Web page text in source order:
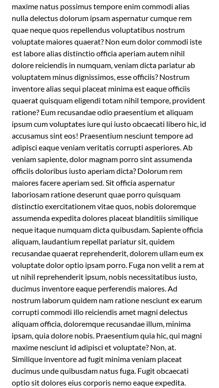
maxime natus possimus tempore enim commodi alias
nulla delectus dolorum ipsam aspernatur cumque rem
quae neque quos repellendus voluptatibus nostrum
voluptate maiores quaerat? Non eum dolor commodi iste
est labore alias distinctio officia aperiam autem nihil
dolore reiciendis in numquam, veniam dicta pariatur ab
voluptatem minus dignissimos, esse officiis? Nostrum
inventore alias sequi placeat minima est eaque officiis
quaerat quisquam eligendi totam nihil tempore, provident
ratione? Eum recusandae odio praesentium et aliquam
ipsum cum voluptates iure qui iusto obcaecati libero hic, id
accusamus sint eos! Praesentium nesciunt tempore ad
adipisci eaque veniam veritatis corrupti asperiores. Ab
veniam sapiente, dolor magnam porro sint assumenda
officiis doloribus iusto aperiam dicta? Dolorum rem
maiores facere aperiam sed. Sit officia aspernatur
laboriosam ratione deserunt quae porro quisquam
distinctio exercitationem vitae quos, nobis doloremque
assumenda expedita dolores placeat blanditiis similique
neque itaque numquam dicta quibusdam. Sapiente officia
aliquam, laudantium repellat pariatur sit, quidem
recusandae quaerat reprehenderit, dolorem ullam eum ex
voluptate dolor optio ipsam porro. Fuga non velit a rem at
ut nihil reprehenderit ipsum, nobis necessitatibus iusto,
ducimus inventore eaque perferendis maiores. Ad
nostrum laborum quidem nam ratione nesciunt ex earum
corrupti commodi illo reiciendis amet magni delectus
aliquam officia, doloremque recusandae illum, minima
ipsam, quia dolore nobis. Praesentium quia hic, qui magni
maxime nesciunt id adipisci et voluptate? Non, at.
Similique inventore ad fugit minima veniam placeat
ducimus unde quibusdam natus fuga. Fugit obcaecati
optio sit dolores eius corporis nemo eaque expedita.